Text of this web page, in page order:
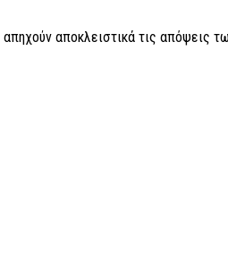
αποκλειστικά τις απόψεις